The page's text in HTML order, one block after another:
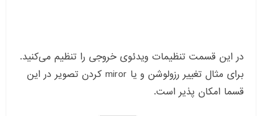
در این قسمت تنظیمات ویدئوی خروجی را تنظیم می‌کنید.
برای مثال تغییر رزولوشن و یا miror کردن تصویر در این
قسما امکان پذیر است.